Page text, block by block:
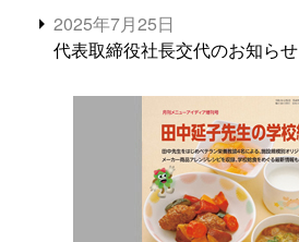
2025年7月25日
代表取締役社長交代のお知らせ